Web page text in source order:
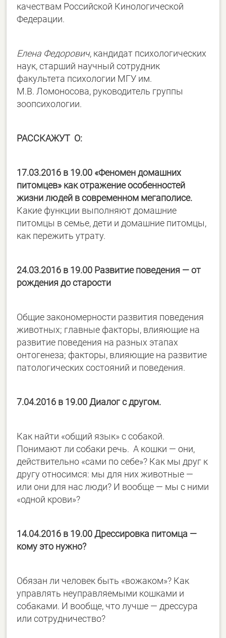
качествам Российской Кинологической
Федерации.
Елена Федорович, кандидат психологических
наук, старший научный сотрудник
факультета психологии МГУ им.
М.В. Ломоносова, руководитель группы
зоопсихологии.
РАССКАЖУТ О:
17.03.2016 в 19.00 «Феномен домашних
питомцев» как отражение особенностей
жизни людей в современном мегаполисе.
Какие функции выполняют домашние
питомцы в семье, дети и домашние питомцы,
как пережить утрату.
24.03.2016 в 19.00 Развитие поведения — от
рождения до старости
Общие закономерности развития поведения
животных; главные факторы, влияющие на
развитие поведения на разных этапах
онтогенеза; факторы, влияющие на развитие
патологических состояний и поведения.
7.04.2016 в 19.00 Диалог с другом.
Как найти «общий язык» с собакой.
Понимают ли собаки речь. А кошки — они,
действительно «сами по себе»? Как мы друг к
другу относимся: мы для них животные —
или они для нас люди? И вообще — мы с ними
«одной крови»?
14.04.2016 в 19.00 Дрессировка питомца —
кому это нужно?
Обязан ли человек быть «вожаком»? Как
управлять неуправляемыми кошками и
собаками. И вообще, что лучше — дрессура
или сотрудничество?